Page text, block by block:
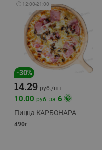
🕘 12:00-21:00
-30%
14.29 руб./шт
10.00 руб. за 6
Пицца КАРБОНАРА
490г